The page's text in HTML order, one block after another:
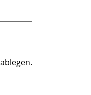
ablegen.